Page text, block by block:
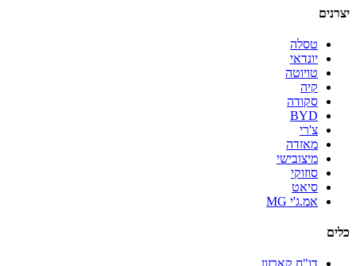
יצרנים
טסלה
יונדאי
טויוטה
קיה
סקודה
BYD
צ'רי
מאזדה
מיצובישי
סוזוקי
סיאט
אמ.ג'י MG
כלים